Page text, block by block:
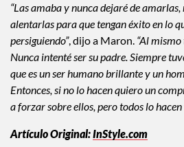
“Las amaba y nunca dejaré de
alentarlas para que tengan éxito en lo
persiguiendo”, dijo a Maron. “Al
Nunca intenté ser su padre. Siempre
que es un ser humano brillante y un
Entonces, si no lo hacen quiero un
a forzar sobre ellos, pero todos lo hacen
Artículo Original:InStyle.com